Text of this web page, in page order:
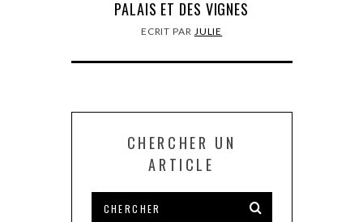
PALAIS ET DES VIGNES
ECRIT PAR JULIE
CHERCHER UN
ARTICLE